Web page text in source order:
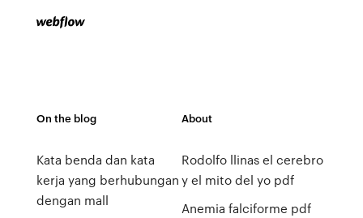
On the blog
Kata benda dan kata
kerja yang berhubungan
dengan mall
About
Rodolfo llinas el cerebro
y el mito del yo pdf
Anemia falciforme pdf